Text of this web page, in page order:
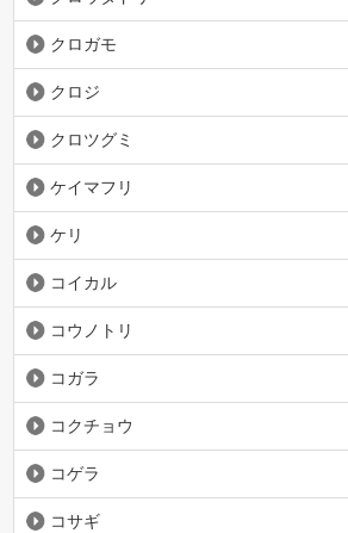
クロガモ
クロジ
クロツグミ
ケイマフリ
ケリ
コイカル
コウノトリ
コガラ
コクチョウ
コゲラ
コサギ